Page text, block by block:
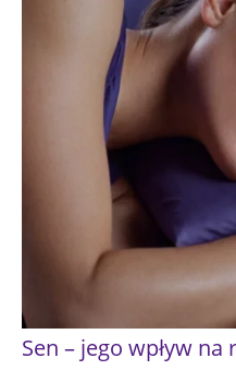
Sen – jego wpływ na